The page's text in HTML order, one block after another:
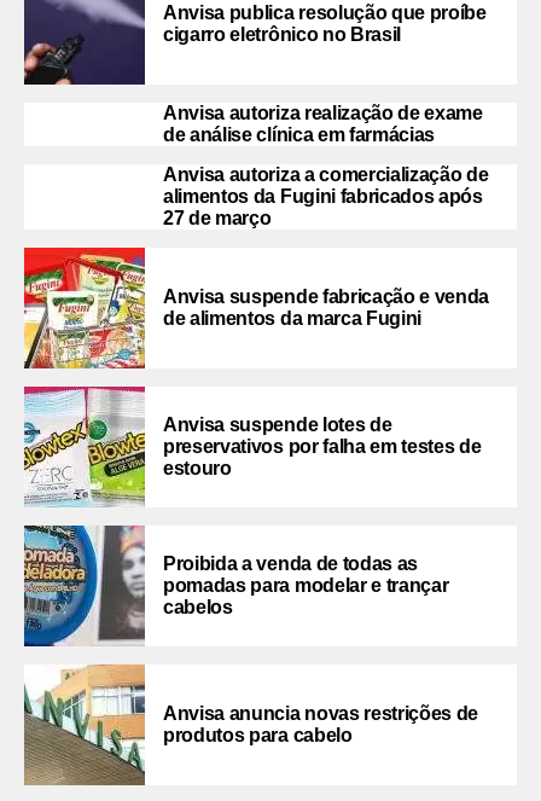
Anvisa publica resolução que proíbe
cigarro eletrônico no Brasil
Anvisa autoriza realização de exame
de análise clínica em farmácias
Anvisa autoriza a comercialização de
alimentos da Fugini fabricados após
27 de março
Anvisa suspende fabricação e venda
de alimentos da marca Fugini
Anvisa suspende lotes de
preservativos por falha em testes de
estouro
Proibida a venda de todas as
pomadas para modelar e trançar
cabelos
Anvisa anuncia novas restrições de
produtos para cabelo